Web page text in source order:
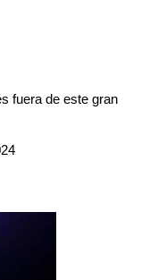
fuera de este gran